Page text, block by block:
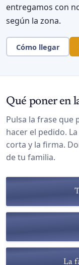
entregamos con
según la zona.
Cómo llegar
Qué poner en
Pulsa la frase que
hacer el pedido.
corta y la firma.
de tu familia.
La